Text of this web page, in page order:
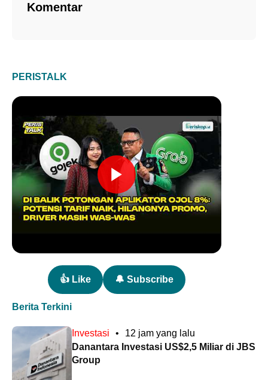
Komentar
PERISTALK
👍 Like 🔔 Subscribe
Berita Terkini
Investasi •
12 jam yang lalu
Danantara Investasi US$2,5 Miliar di JBS
Group